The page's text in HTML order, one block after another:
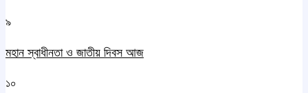
৯
মহান স্বাধীনতা ও জাতীয় দিবস আজ
১০